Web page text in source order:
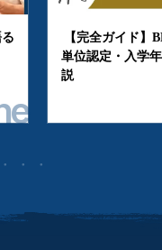
編入学とは？｜
きの流れを解